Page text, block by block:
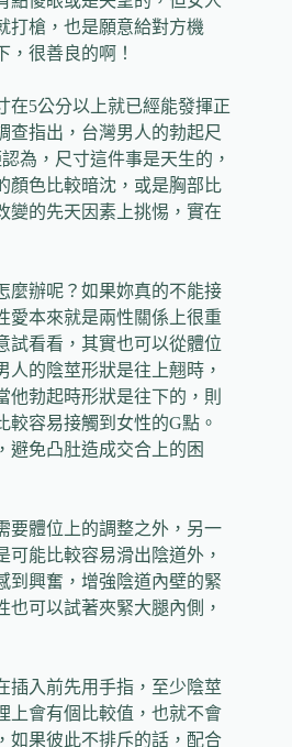
打槍，也是願意給對方機
，很善良的啊！
在5公分以上就已經能發揮正
查指出，台灣男人的勃起尺
為，尺寸這件事是天生的，
顏色比較暗沈，或是胸部比
變的先天因素上挑惕，實在
麼辦呢？如果妳真的不能接
愛本來就是兩性關係上很重
試看看，其實也可以從體位
人的陰莖形狀是往上翹時，
他勃起時形狀是往下的，則
較容易接觸到女性的G點。
避免凸肚造成交合上的困
要體位上的調整之外，另一
能比較容易滑出陰道外，
到興奮，增強陰道內壁的緊
可以試著夾緊大腿內側，
插入前先用手指，至少陰莖
上會有個比較值，也就不會
如果彼此不排斥的話，配合